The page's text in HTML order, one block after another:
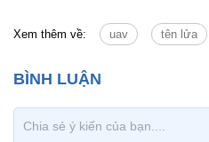
Xem thêm về: uav tên lửa